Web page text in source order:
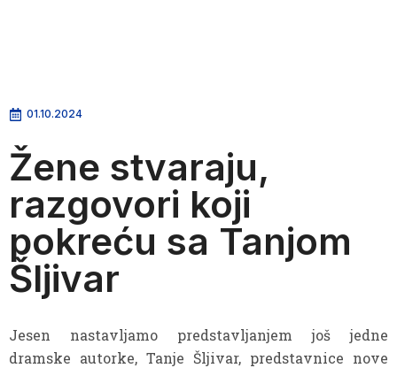
01.10.2024
Žene stvaraju,
razgovori koji
pokreću sa Tanjom
Šljivar
Jesen nastavljamo predstavljanjem još jedne
dramske autorke, Tanje Šljivar, predstavnice nove